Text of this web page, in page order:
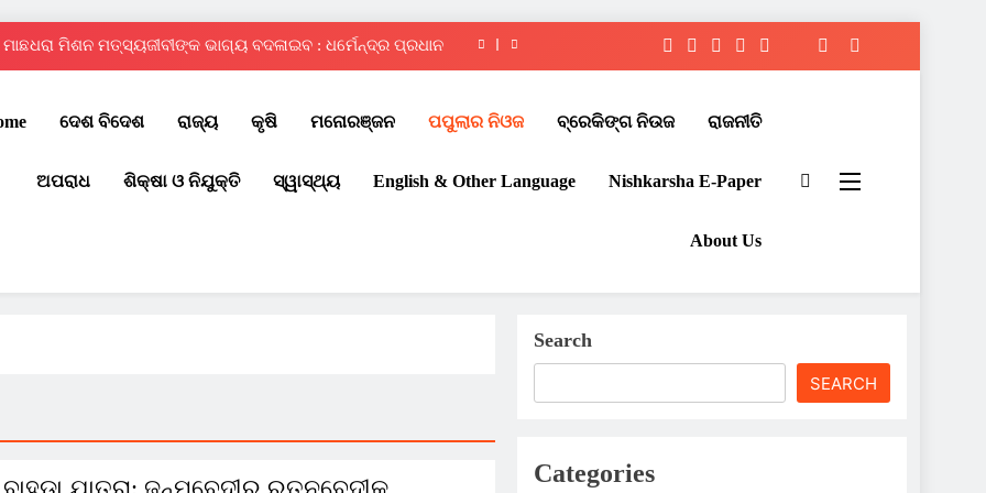
ମିଶନ ମତ୍ସ୍ୟଜୀବୀଙ୍କ ଭାଗ୍ୟ ବଦଳାଇବ : ଧର୍ମେନ୍ଦ୍ର ପ୍ରଧାନ
ଚୌଦ୍ୱାର ଆମ୍ବିସନ କ୍ଲବରେ ମେଗା ରକ୍ତଦାନ ଶିବିର
ପବିତ୍ର ବାହୁଡ଼ା ଯାତ୍ରା: ଜନ୍ମବେଦୀରୁ ରତ୍ନବେଦୀକୁ ବାହୁଡ଼ିଲେ ମହାବାହୁ
ଦେଶ ବିଦେଶ ରାଜ୍ୟ କୃଷି ମନୋରଞ୍ଜନ ପପୁଲାର ନିଓଜ ବ୍ରେକିଙ୍ଗ ନିଉଜ ରାଜନୀତି
ଅପରାଧ ଶିକ୍ଷା ଓ ନିଯୁକ୍ତି ସ୍ୱାସ୍ଥ୍ୟ English & Other Language Nishkarsha E-Paper​
About Us
Search
SEARCH
Categories